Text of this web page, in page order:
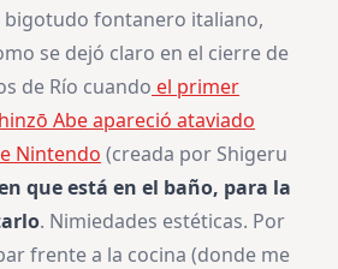
bigotudo fontanero italiano,
se dejó claro en el cierre de
de Río cuando el primer
Abe apareció ataviado
Nintendo (creada por Shigeru
que está en el baño, para la
. Nimiedades estéticas. Por
frente a la cocina (donde me